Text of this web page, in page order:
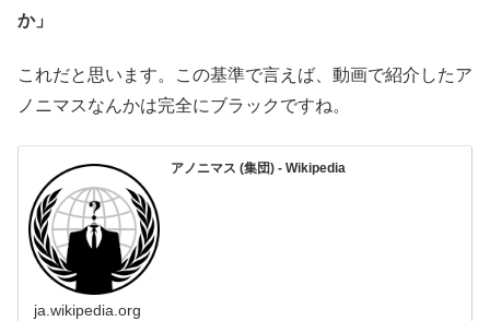
か」
これだと思います。この基準で言えば、動画で紹介したア
ノニマスなんかは完全にブラックですね。
アノニマス (集団) - Wikipedia
ja.wikipedia.org